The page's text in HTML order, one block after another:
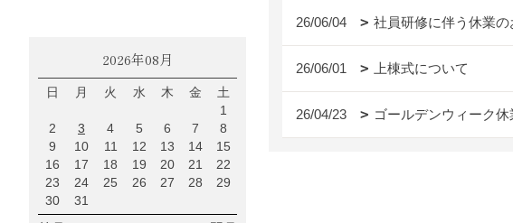
26/06/04 社員研修に伴う休業の
26/06/01 上棟式について
26/04/23 ゴールデンウィーク
2026年08月
日 月 火 水 木 金
土
1
2
3 4 5 6 7
8
9
10 11 12 13 14
15
16
17 18 19 20 21
22
23
24 25 26 27 28
29
30
31